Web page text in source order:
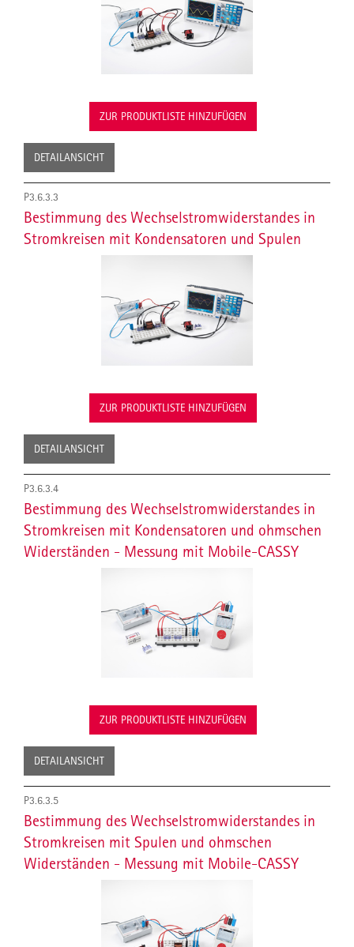
ZUR PRODUKTLISTE HINZUFÜGEN
DETAILANSICHT
P3.6.3.3
Bestimmung des Wechselstromwiderstandes in
Stromkreisen mit Kondensatoren und Spulen
ZUR PRODUKTLISTE HINZUFÜGEN
DETAILANSICHT
P3.6.3.4
Bestimmung des Wechselstromwiderstandes in
Stromkreisen mit Kondensatoren und ohmschen
Widerständen - Messung mit Mobile-CASSY
ZUR PRODUKTLISTE HINZUFÜGEN
DETAILANSICHT
P3.6.3.5
Bestimmung des Wechselstromwiderstandes in
Stromkreisen mit Spulen und ohmschen
Widerständen - Messung mit Mobile-CASSY